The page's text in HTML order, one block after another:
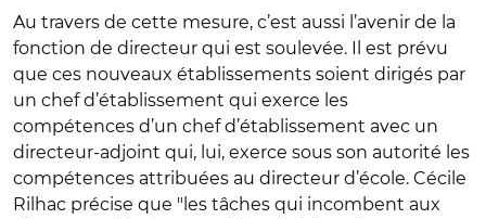
Au travers de cette mesure, c’est aussi l’avenir de la
fonction de directeur qui est soulevée. Il est prévu
que ces nouveaux établissements soient dirigés par
un chef d’établissement qui exerce les
compétences d’un chef d’établissement avec un
directeur-adjoint qui, lui, exerce sous son autorité les
compétences attribuées au directeur d’école. Cécile
Rilhac précise que "les tâches qui incombent aux